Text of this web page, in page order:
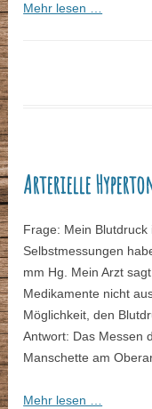
Mehr lesen …
Arterielle
Frage: Mein
Selbstmessungen
mm Hg. Mein Arzt
Medikamente nicht
Möglichkeit, den
Antwort: Das Messen
Manschette am
Mehr lesen …